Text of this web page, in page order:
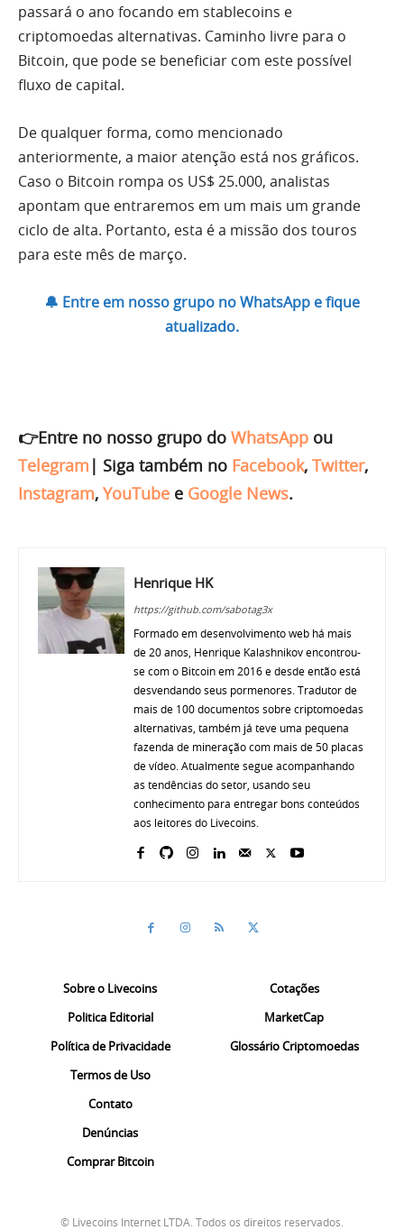
passará o ano focando em stablecoins e
criptomoedas alternativas. Caminho livre para o
Bitcoin, que pode se beneficiar com este possível
fluxo de capital.
De qualquer forma, como mencionado
anteriormente, a maior atenção está nos gráficos.
Caso o Bitcoin rompa os US$ 25.000, analistas
apontam que entraremos em um mais um grande
ciclo de alta. Portanto, esta é a missão dos touros
para este mês de março.
🔔 Entre em nosso grupo no WhatsApp e fique
atualizado.
👉Entre no nosso grupo do WhatsApp ou
Telegram | Siga também no Facebook, Twitter,
Instagram, YouTube e Google News.
Henrique HK
https://github.com/sabotag3x
Formado em desenvolvimento web há mais
de 20 anos, Henrique Kalashnikov encontrou-
se com o Bitcoin em 2016 e desde então está
desvendando seus pormenores. Tradutor de
mais de 100 documentos sobre criptomoedas
alternativas, também já teve uma pequena
fazenda de mineração com mais de 50 placas
de vídeo. Atualmente segue acompanhando
as tendências do setor, usando seu
conhecimento para entregar bons conteúdos
aos leitores do Livecoins.
Sobre o Livecoins
Politica Editorial
Política de Privacidade
Termos de Uso
Contato
Denúncias
Comprar Bitcoin
Cotações
MarketCap
Glossário Criptomoedas
© Livecoins Internet LTDA. Todos os direitos reservados.